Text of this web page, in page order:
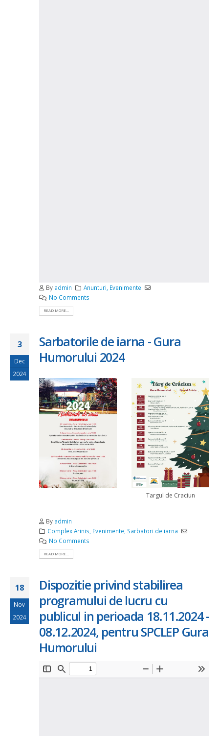
By admin Anunturi, Evenimente
No Comments
READ MORE...
3
Dec
2024
Sarbatorile de iarna - Gura
Humorului 2024
Targul de Craciun
By admin
Complex Arinis Evenimente Sarbatori de iarna
No Comments
READ MORE...
18
Nov
2024
Dispozitie privind stabilirea
programului de lucru cu
publicul in perioada 18.11.2024 -
08.12.2024, pentru SPCLEP Gura
Humorului